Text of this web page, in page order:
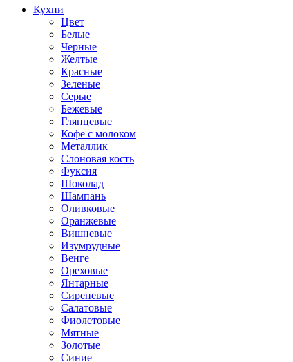
Кухни
Цвет
Белые
Черные
Желтые
Красные
Зеленые
Серые
Бежевые
Глянцевые
Кофе с молоком
Металлик
Слоновая кость
Фуксия
Шоколад
Шампань
Оливковые
Оранжевые
Вишневые
Изумрудные
Венге
Ореховые
Янтарные
Сиреневые
Салатовые
Фиолетовые
Мятные
Золотые
Синие